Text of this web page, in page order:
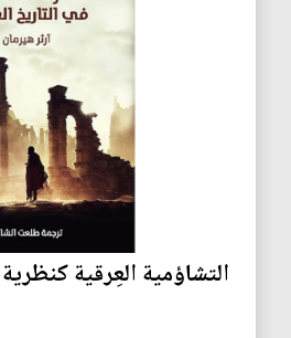
التشاؤمية العِرقية كنظرية